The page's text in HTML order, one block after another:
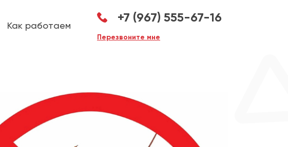
Как работаем
+7 (967) 555-67-16
Перезвоните мне